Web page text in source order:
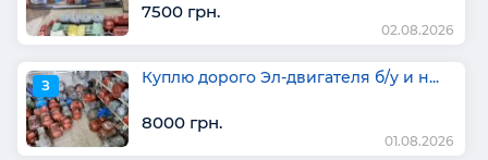
7500 грн.
02.08.2026
З Куплю дорого Эл-двигателя б/у и н...
8000 грн.
01.08.2026